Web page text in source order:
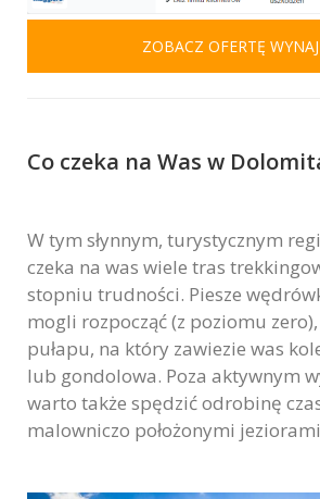
ZOBACZ OFERTĘ
Co czeka na Was w
W tym słynnym, turystycznym
czeka na was wiele tras
stopniu trudności. Piesze
mogli rozpocząć (z poziomu
pułapu, na który zawiezie was
lub gondolowa. Poza aktywnym
warto także spędzić odrobinę
malowniczo położonymi